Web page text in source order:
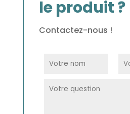
le produit ?
Contactez-nous !